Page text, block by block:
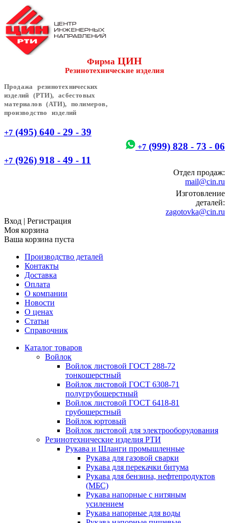
Фирма ЦИН
Резинотехнические изделия
Продажа резинотехнических
изделий (РТИ), асбестовых
материалов (АТИ), полимеров,
производство изделий
+7 (495) 640 - 29 - 39
+7 (999) 828 - 73 - 06
+7 (926) 918 - 49 - 11
Отдел продаж:
mail@cin.ru
Изготовление
деталей:
zagotovka@cin.ru
Вход | Регистрация
Моя корзина
Ваша корзина пуста
Производство деталей
Контакты
Доставка
Оплата
О компании
Новости
О ценах
Статьи
Справочник
Каталог товаров
Войлок
Войлок листовой ГОСТ 288-72
тонкошерстный
Войлок листовой ГОСТ 6308-71
полугрубошерстный
Войлок листовой ГОСТ 6418-81
грубошерстный
Войлок юртовый
Войлок листовой для электрооборудования
Резинотехнические изделия РТИ
Рукава и Шланги промышленные
Рукава для газовой сварки
Рукава для перекачки битума
Рукава для бензина, нефтепродуктов
(МБС)
Рукава напорные с нитяным
усилением
Рукава напорные для воды